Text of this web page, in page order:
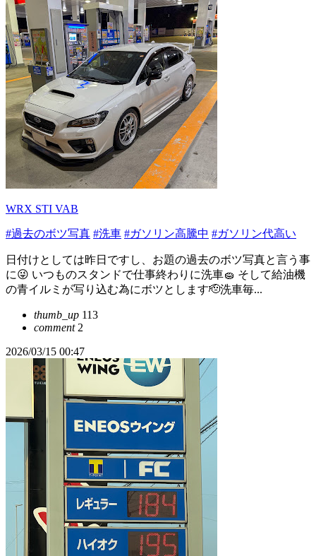
WRX STI VAB
#過去のボツ写真 #洗車 #ガソリン高騰中 #ガソリン代高い
日付けとしては昨日ですし、お題の過去のボツ写真と言う事
に😜 いつものスタンドで仕事終わりに洗車🧽 そして給油機
の青イルミが写り込む為にボツとします🫡洗車毎...
thumb_up 113
comment2
2026/03/15 00:47